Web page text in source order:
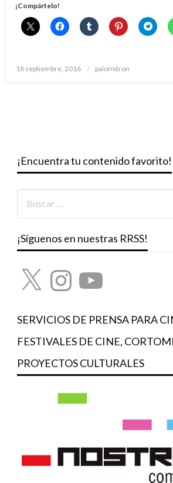
¡Compártelo!
Publicado
18 septiembre, 2016 palomitron
¡Encuentra tu contenido favorito!
¡Síguenos en nuestras RRSS!
X InstagramYouTube
SERVICIOS DE PRENSA PARA
FESTIVALES DE CINE,
PROYECTOS CULTURALES